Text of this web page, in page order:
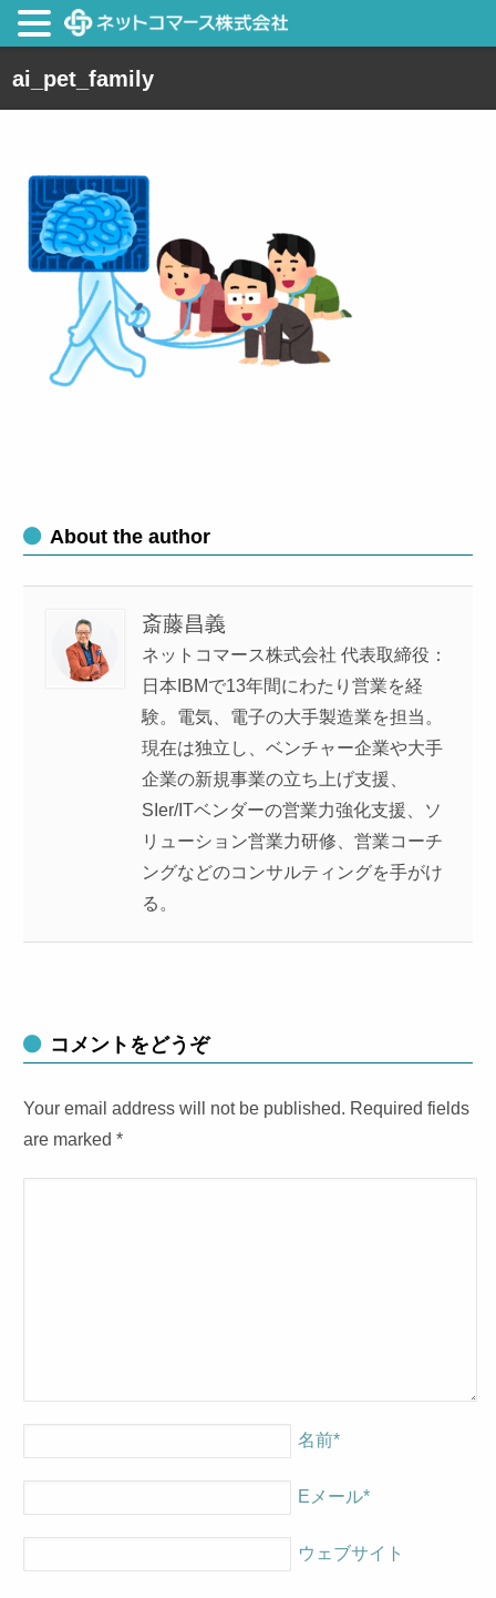
ai_pet_family
About the author
斎藤昌義
ネットコマース株式会社 代表取締役：
日本IBMで13年間にわたり営業を経
験。電気、電子の大手製造業を担当。
現在は独立し、ベンチャー企業や大手
企業の新規事業の立ち上げ支援、
SIer/ITベンダーの営業力強化支援、ソ
リューション営業力研修、営業コーチ
ングなどのコンサルティングを手がけ
る。
コメントをどうぞ
Your email address will not be published. Required fields
are marked*
名前*
Eメール*
ウェブサイト